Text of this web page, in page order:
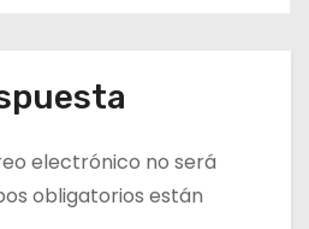
electrónico no será
obligatorios están